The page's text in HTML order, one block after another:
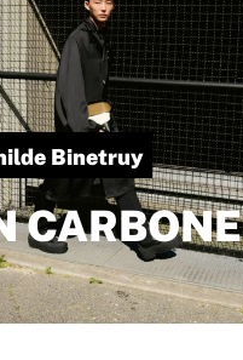
Binetruy
CARBONE